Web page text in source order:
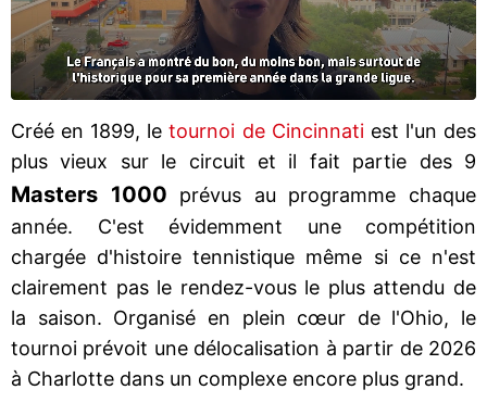
Créé en 1899, le tournoi de Cincinnati est l'un des
plus vieux sur le circuit et il fait partie des 9
Masters 1000 prévus au programme chaque
année. C'est évidemment une compétition
chargée d'histoire tennistique même si ce n'est
clairement pas le rendez-vous le plus attendu de
la saison. Organisé en plein cœur de l'Ohio, le
tournoi prévoit une délocalisation à partir de 2026
à Charlotte dans un complexe encore plus grand.